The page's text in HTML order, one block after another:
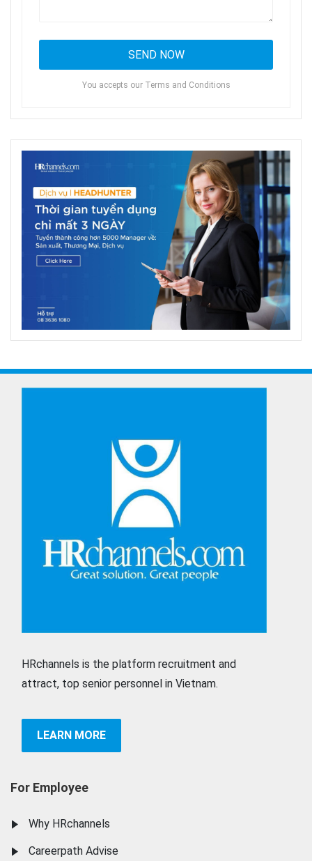
You accepts our Terms and Conditions
HRchannels is the platform recruitment and
attract, top senior personnel in Vietnam.
LEARN MORE
For Employee
Why HRchannels
Careerpath Advise